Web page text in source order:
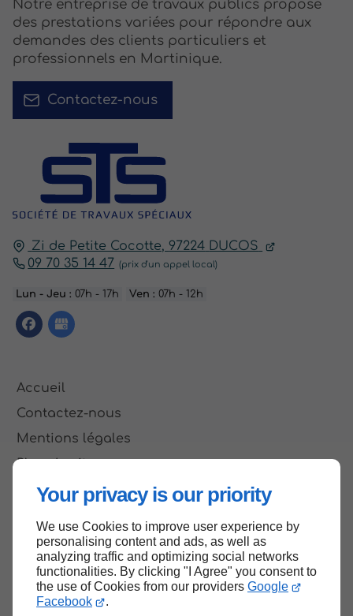
Your privacy is our priority
We use Cookies to improve user experience by
personalising content and ads, as well as
analyzing traffic and optimizing social networks
functionalities. By clicking "I Agree" you consent to
the use of Cookies from our providers Google
Facebook
.
Zi de Petite Cocotte, 97224 DUCOS
09 70 35 14 47
Lun - Jeu :07h - 17h Ven :07h - 12h
Accueil
Contactez-nous
Mentions légales
Plan du site
Notre entreprise de travaux publics propose
des prestations variées pour répondre aux
demandes des clients particuliers et
professionnels en Martinique.
Contactez-nous
Haut de page